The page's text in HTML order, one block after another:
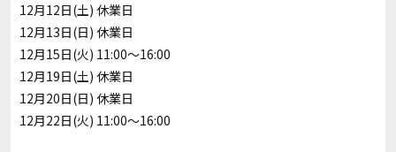
12月12日(土) 休業日
12月13日(日) 休業日
12月15日(火) 11:00～16:00
12月19日(土) 休業日
12月20日(日) 休業日
12月22日(火) 11:00～16:00